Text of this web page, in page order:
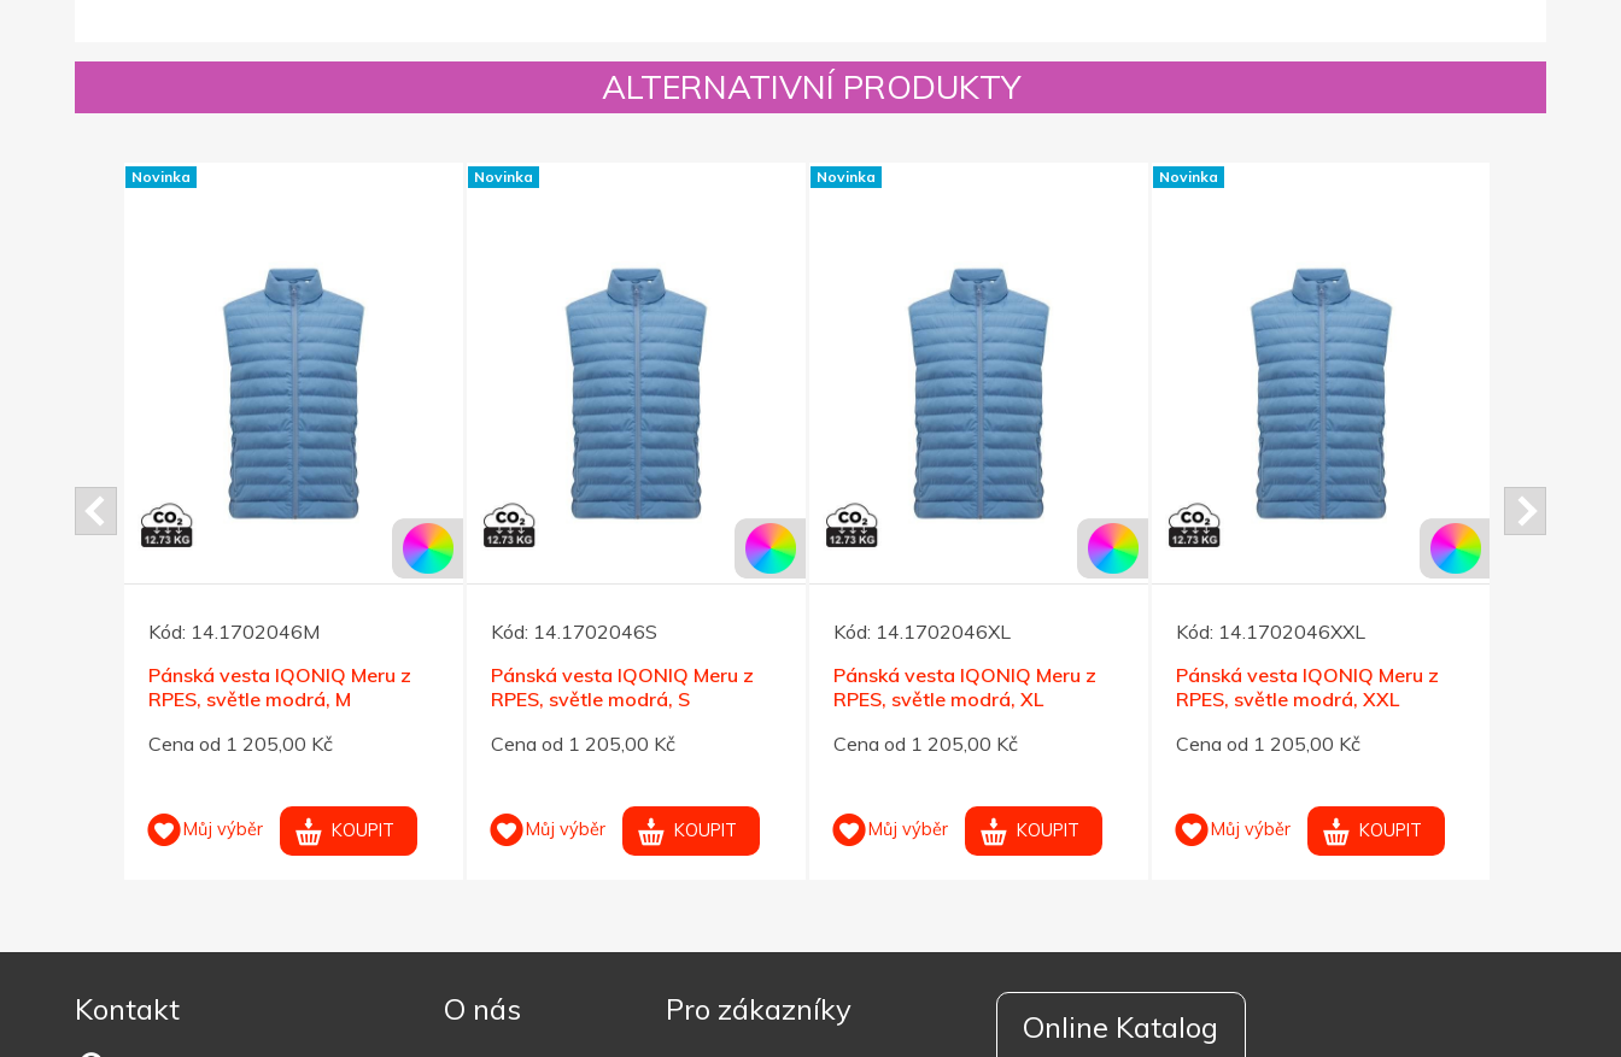
ALTERNATIVNÍ PRODUKTY
Novinka
Kód: 14.1702046M
Pánská vesta IQONIQ Meru z
RPES, světle modrá, M
Cena od 1 205,00 Kč
Můj výběr KOUPIT
Novinka
Kód: 14.1702046S
Pánská vesta IQONIQ Meru z
RPES, světle modrá, S
Cena od 1 205,00 Kč
Můj výběr KOUPIT
Novinka
Kód: 14.1702046XL
Pánská vesta IQONIQ Meru z
RPES, světle modrá, XL
Cena od 1 205,00 Kč
Můj výběr KOUPIT
Novinka
Kód: 14.1702046XXL
Pánská vesta IQONIQ Meru z
RPES, světle modrá, XXL
Cena od 1 205,00 Kč
Můj výběr KOUPIT
Kontakt O nás Pro zákazníky Online Katalog